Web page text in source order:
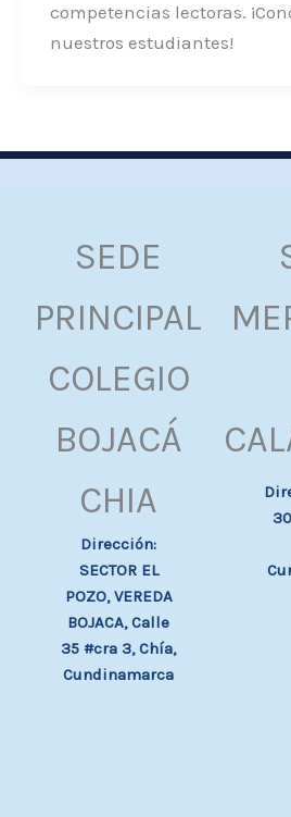
competencias lectoras.
nuestros estudiantes!
SEDE
PRINCIPAL
COLEGIO
BOJACÁ
CHIA
Dirección:
SECTOR EL
POZO, VEREDA
BOJACA, Calle
35 #cra 3, Chía,
Cundinamarca